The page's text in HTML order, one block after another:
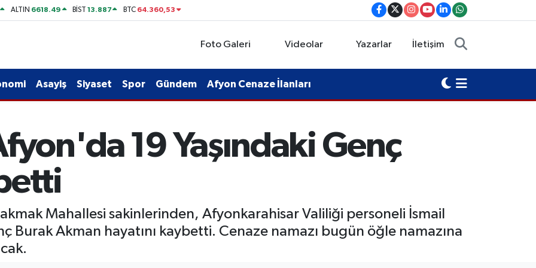
ALTIN 6618.49 BİST13.887 BTC 64.360,53
Foto Galeri Videolar Yazarlar İletişim
Asayiş Siyaset Spor Gündem Afyon Cenaze İlanları
19 Yaşındaki Genç
Mahallesi sakinlerinden, Afyonkarahisar Valiliği personeli İsmail
Burak Akman hayatını kaybetti. Cenaze namazı bugün öğle namazına